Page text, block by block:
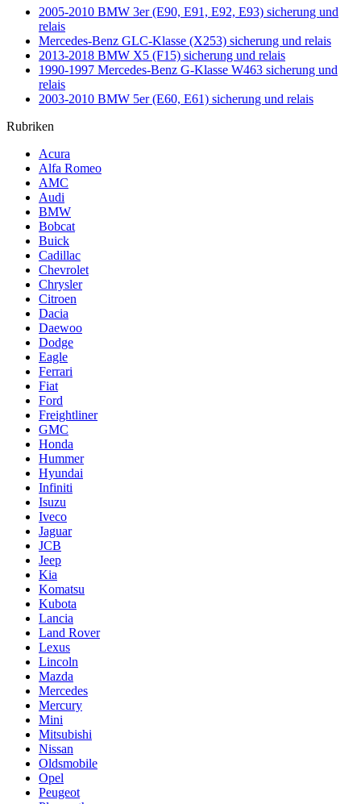
2005-2010 BMW 3er (E90, E91, E92, E93) sicherung und
relais
Mercedes-Benz GLC-Klasse (X253) sicherung und relais
2013-2018 BMW X5 (F15) sicherung und relais
1990-1997 Mercedes-Benz G-Klasse W463 sicherung und
relais
2003-2010 BMW 5er (E60, E61) sicherung und relais
Rubriken
Acura
Alfa Romeo
AMC
Audi
BMW
Bobcat
Buick
Cadillac
Chevrolet
Chrysler
Citroen
Dacia
Daewoo
Dodge
Eagle
Ferrari
Fiat
Ford
Freightliner
GMC
Honda
Hummer
Hyundai
Infiniti
Isuzu
Iveco
Jaguar
JCB
Jeep
Kia
Komatsu
Kubota
Lancia
Land Rover
Lexus
Lincoln
Mazda
Mercedes
Mercury
Mini
Mitsubishi
Nissan
Oldsmobile
Opel
Peugeot